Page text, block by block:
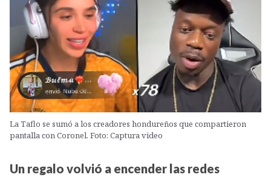
La Taflo se sumó a los creadores hondureños que compartieron
pantalla con Coronel. Foto: Captura video
Un regalo volvió a encender las redes